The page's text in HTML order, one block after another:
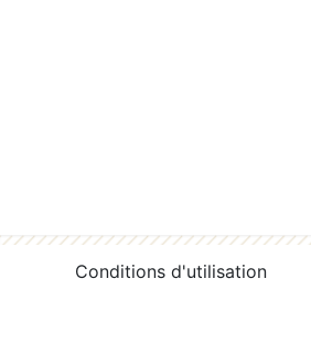
Conditions d'utilisation